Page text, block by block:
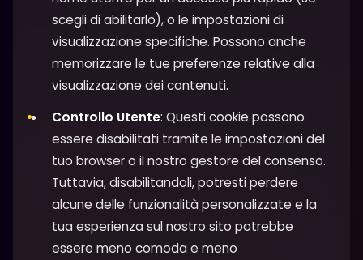
scegli di abilitarlo), o le impostazioni di
visualizzazione specifiche. Possono anche
memorizzare le tue preferenze relative alla
visualizzazione dei contenuti.
Controllo Utente: Questi cookie possono
essere disabilitati tramite le impostazioni del
tuo browser o il nostro gestore del consenso.
Tuttavia, disabilitandoli, potresti perdere
alcune delle funzionalità personalizzate e la
tua esperienza sul nostro sito potrebbe
essere meno comoda e meno